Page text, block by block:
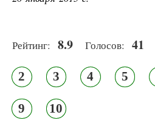
Рейтинг: 8.9 Голосов: 41
2 3 4 5
9 10